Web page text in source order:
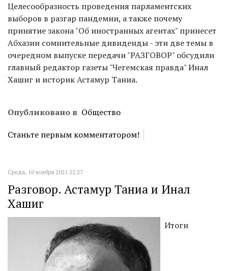
Целесообразность проведения парламентских
выборов в разгар пандемии, а также почему
принятие закона "Об иностранных агентах" принесет
Абхазии сомнительные дивиденды - эти две темы в
очередном выпуске передачи "РАЗГОВОР" обсудили
главный редактор газеты "Чегемская правда" Инал
Хашиг и историк Астамур Таниа.
Опубликовано в Общество
Станьте первым комментатором!
Среда, 10 ноября 2021 22:27
Разговор. Астамур Таниа и Инал
Хашиг
Итоги